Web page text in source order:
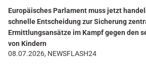
Europäisches Parlament muss jetzt
schnelle Entscheidung zur Sicherung
Ermittlungsansätze im Kampf gegen den
von Kindern
08.07.2026, NEWSFLASH24